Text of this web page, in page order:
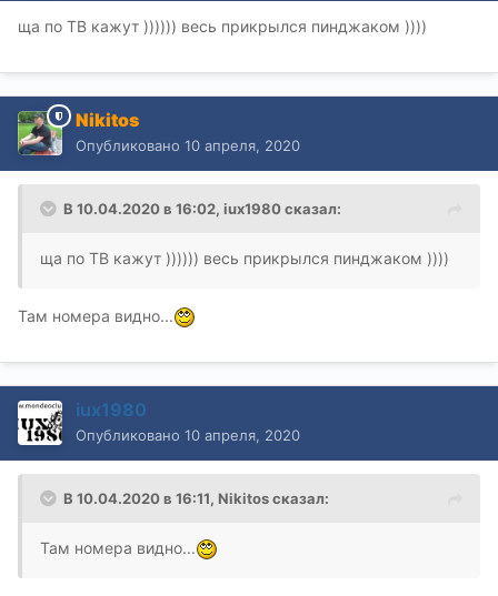
ща по ТВ кажут )))))) весь прикрылся пинджаком ))))
Nikitos
Опубликовано 10 апреля, 2020
В 10.04.2020 в 16:02, iux1980сказал:
ща по ТВ кажут )))))) весь прикрылся пинджаком ))))
Там номера видно...
iux1980
Опубликовано 10 апреля, 2020
В 10.04.2020 в 16:11, Nikitosсказал:
Там номера видно...